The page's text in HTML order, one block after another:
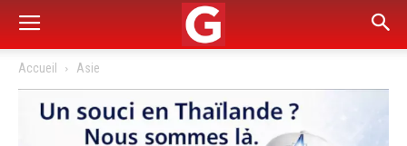
Accueil Asie